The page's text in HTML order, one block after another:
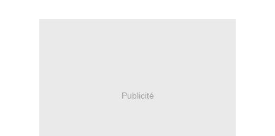
Publicité